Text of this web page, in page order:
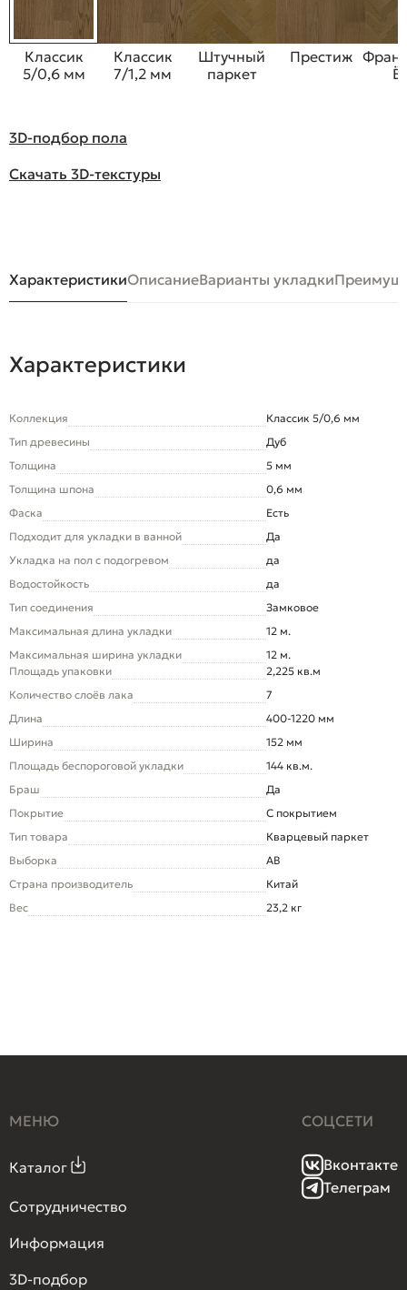
Классик
5/0,6 мм
Классик
7/1,2 мм
Штучный
паркет
Престиж
3D-подбор пола
Скачать 3D-текстуры
ХарактеристикиОписаниеВарианты укладки
Характеристики
Коллекция
Классик 5/0,6 мм
Тип древесины
Дуб
Толщина
5 мм
Толщина шпона
0,6 мм
Фаска
Есть
Подходит для укладки в ванной
Да
Укладка на пол c подогревом
да
Водостойкость
да
Тип соединения
Замковое
Максимальная длина укладки
12 м.
Максимальная ширина укладки
12 м.
Площадь упаковки
2,225 кв.м
Количество слоёв лака
7
Длина
400-1220 мм
Ширина
152 мм
Площадь беспороговой укладки
144 кв.м.
Браш
Да
Покрытие
С покрытием
Тип товара
Кварцевый паркет
Выборка
AB
Страна производитель
Китай
Вес
23,2 кг
МЕНЮ
Каталог
Сотрудничество
Информация
3D-подбор
СОЦСЕТИ
Вконтакте
Телеграм